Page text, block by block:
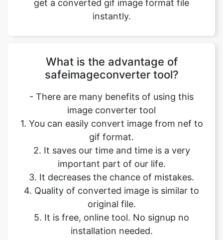
What is the advantage of
image converter tool
1. You can easily convert image from nef to
gif format.
2. It saves our time and time is a very
important part of our life.
3. It decreases the chance of mistakes.
4. Quality of converted image is similar to
original file.
5. It is free, online tool. No signup no
installation needed.
6. Safe and secure tool.
7. It takes no time to give desired result.